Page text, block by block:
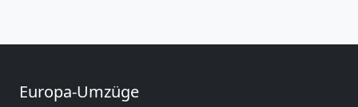
Europa-Umzüge